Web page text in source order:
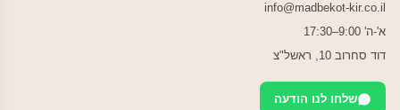
info@madbekot-kir.co.il
א'-ה' 9:00–17:30
דוד סחרוב 10, ראשל"צ
שלחו לנו הודעה